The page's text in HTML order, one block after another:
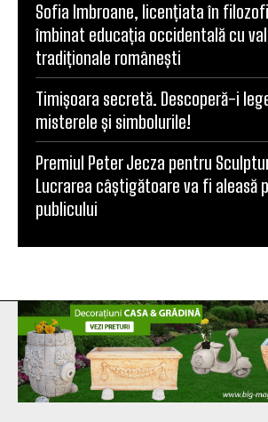
Sofia Imbroane, licențiata în
îmbinat educația occidentală cu
tradiționale românești
Timișoara secretă. Descoperă-i
misterele și simbolurile!
Premiul Peter Jecza pentru
Lucrarea câștigătoare va fi aleasă
publicului